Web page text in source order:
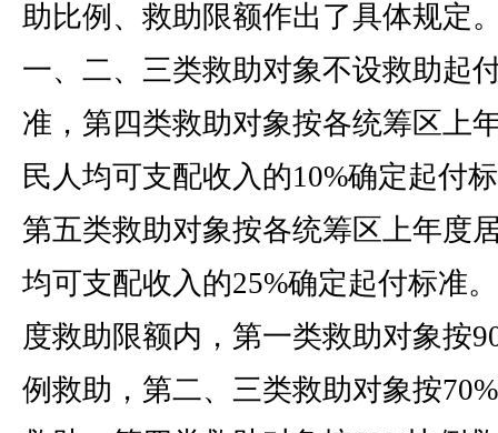
助比例、救助限额作出了具体规定
一、二、三类救助对象不设救助起
准，第四类救助对象按各统筹区上
民人均可支配收入的10%确定起付
第五类救助对象按各统筹区上年度
均可支配收入的25%确定起付标准
度救助限额内，第一类救助对象按
例救助，第二、三类救助对象按